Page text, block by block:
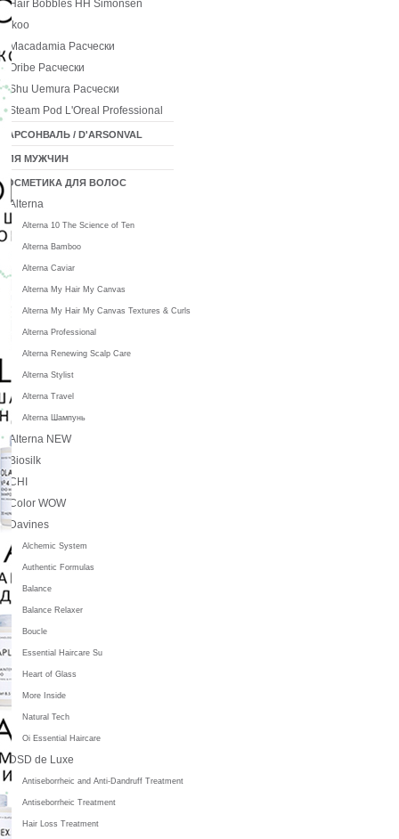
Hair Bobbles HH Simonsen
Ikoo
Macadamia Расчески
Oribe Расчески
Shu Uemura Расчески
Steam Pod L'Oreal Professional
ДАРСОНВАЛЬ / D'ARSONVAL
ДЛЯ МУЖЧИН
КОСМЕТИКА ДЛЯ ВОЛОС
Alterna
Alterna 10 The Science of Ten
Alterna Bamboo
Alterna Caviar
Alterna My Hair My Canvas
Alterna My Hair My Canvas Textures & Curls
Alterna Professional
Alterna Renewing Scalp Care
Alterna Stylist
Alterna Travel
Alterna Шампунь
Alterna NEW
Biosilk
CHI
Color WOW
Davines
Alchemic System
Authentic Formulas
Balance
Balance Relaxer
Boucle
Essential Haircare Su
Heart of Glass
More Inside
Natural Tech
Oi Essential Haircare
DSD de Luxe
Antiseborrheic and Anti-Dandruff Treatment
Antiseborrheic Treatment
Hair Loss Treatment